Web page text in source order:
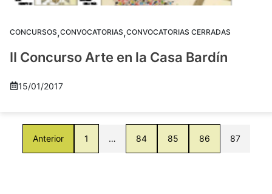
CONCURSOS,CONVOCATORIAS,CONVOCATORIAS CERRADAS
II Concurso Arte en la Casa Bardín
15/01/2017
Anterior 1 … 84 85 86 87